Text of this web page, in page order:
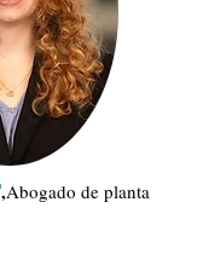
,Abogado de planta